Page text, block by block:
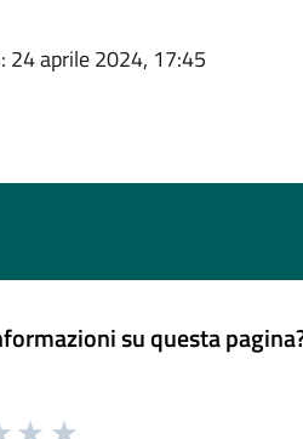
: 24 aprile 2024, 17:45
su questa